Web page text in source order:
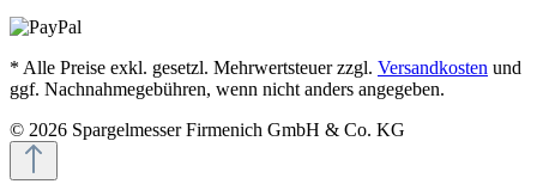
* Alle Preise exkl. gesetzl. Mehrwertsteuer zzgl. Versandkosten und
ggf. Nachnahmegebühren, wenn nicht anders angegeben.
© 2026 Spargelmesser Firmenich GmbH & Co. KG